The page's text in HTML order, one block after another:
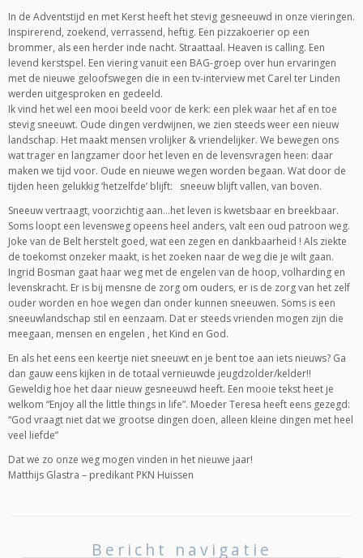
In de Adventstijd en met Kerst heeft het stevig gesneeuwd in onze vieringen.
Inspirerend, zoekend, verrassend, heftig. Een pizzakoerier op een
brommer, als een herder inde nacht. Straattaal. Heaven is calling. Een
levend kerstspel. Een viering vanuit een BAG-groep over hun ervaringen
met de nieuwe geloofswegen die in een tv-interview met Carel ter Linden
werden uitgesproken en gedeeld.
Ik vind het wel een mooi beeld voor de kerk: een plek waar het af en toe
stevig sneeuwt. Oude dingen verdwijnen, we zien steeds weer een nieuw
landschap. Het maakt mensen vrolijker & vriendelijker. We bewegen ons
wat trager en langzamer door het leven en de levensvragen heen: daar
maken we tijd voor. Oude en nieuwe wegen worden begaan. Wat door de
tijden heen gelukkig ‘hetzelfde’ blijft: sneeuw blijft vallen, van boven.
Sneeuw vertraagt, voorzichtig aan…het leven is kwetsbaar en breekbaar.
Soms loopt een levensweg opeens heel anders, valt een oud patroon weg.
Joke van de Belt herstelt goed, wat een zegen en dankbaarheid ! Als ziekte
de toekomst onzeker maakt, is het zoeken naar de weg die je wilt gaan.
Ingrid Bosman gaat haar weg met de engelen van de hoop, volharding en
levenskracht. Er is bij mensne de zorg om ouders, er is de zorg van het zelf
ouder worden en hoe wegen dan onder kunnen sneeuwen. Soms is een
sneeuwlandschap stil en eenzaam. Dat er steeds vrienden mogen zijn die
meegaan, mensen en engelen , het Kind en God.
En als het eens een keertje niet sneeuwt en je bent toe aan iets nieuws? Ga
dan gauw eens kijken in de totaal vernieuwde jeugdzolder/kelder!!
Geweldig hoe het daar nieuw gesneeuwd heeft. Een mooie tekst heet je
welkom “Enjoy all the little things in life”. Moeder Teresa heeft eens gezegd:
“God vraagt niet dat we grootse dingen doen, alleen kleine dingen met heel
veel liefde”
Dat we zo onze weg mogen vinden in het nieuwe jaar!
Matthijs Glastra – predikant PKN Huissen
Bericht navigatie